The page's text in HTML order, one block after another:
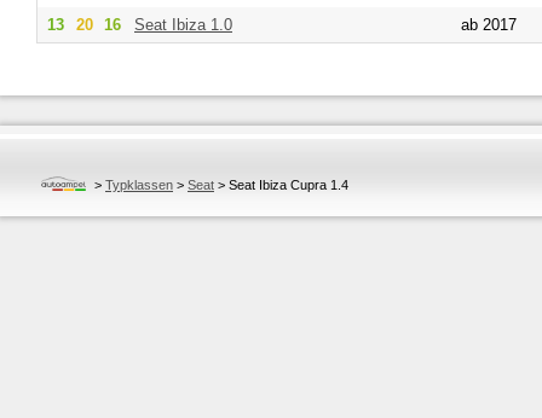
13
20 16 Seat Ibiza 1.0 ab 2017
> Typklassen > Seat > Seat Ibiza Cupra 1.4